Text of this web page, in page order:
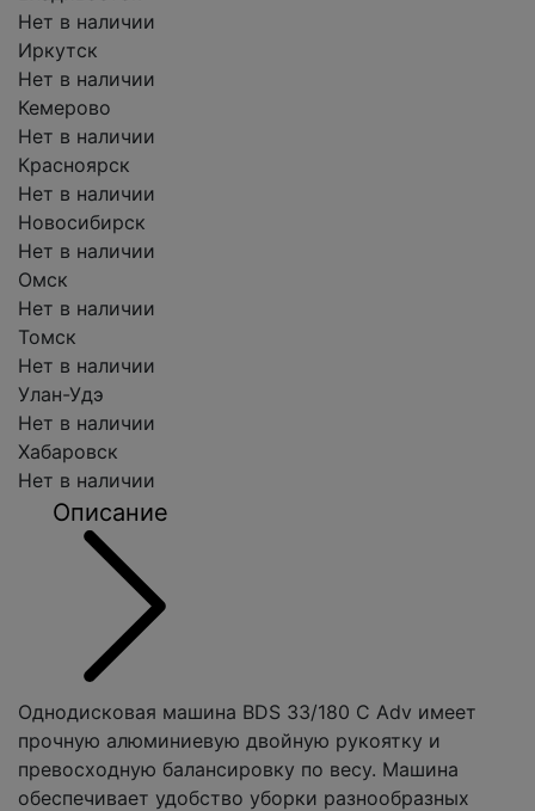
Нет в наличии
Иркутск
Нет в наличии
Кемерово
Нет в наличии
Красноярск
Нет в наличии
Новосибирск
Нет в наличии
Омск
Нет в наличии
Томск
Нет в наличии
Улан-Удэ
Нет в наличии
Хабаровск
Нет в наличии
Описание
Однодисковая машина BDS 33/180 C Adv имеет
прочную алюминиевую двойную рукоятку и
превосходную балансировку по весу. Машина
обеспечивает удобство уборки разнообразных